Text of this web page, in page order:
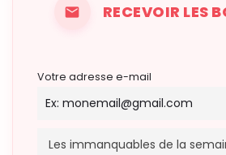
RECEVOIR LES
Votre adresse e-mail